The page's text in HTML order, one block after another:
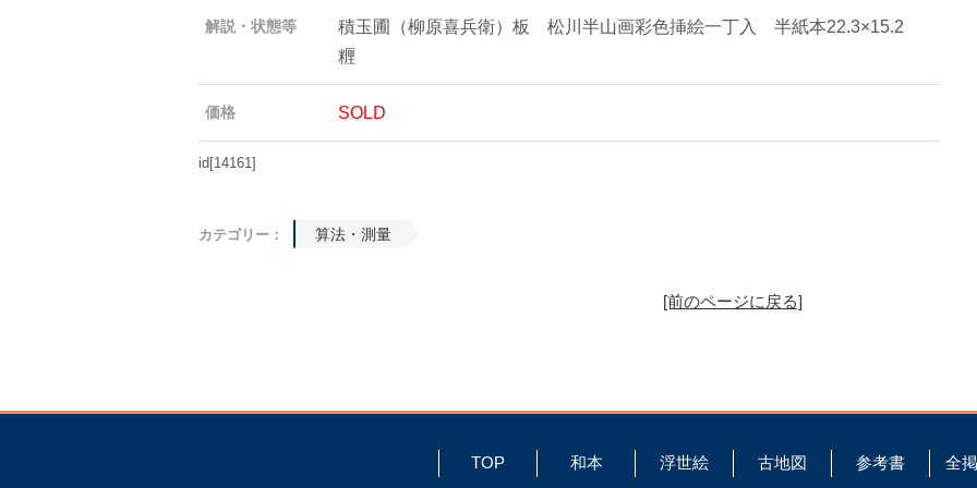
解説・状態等
積玉圃（柳原喜兵衛）板 松川半山画彩色挿絵一丁入 半紙本22.3×15.2
糎
価格 SOLD
id[14161]
カテゴリー： 算法・測量
[前のページに戻る]
TOP 和本 浮世絵 古地図 参考書 全